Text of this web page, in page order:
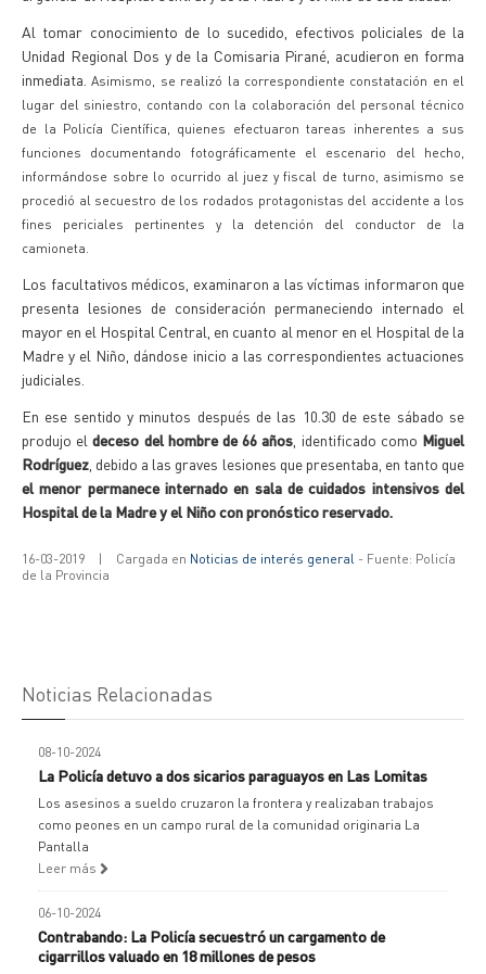
Al tomar conocimiento de lo sucedido, efectivos policiales de la
Unidad Regional Dos y de la Comisaria Pirané, acudieron en forma
inmediata.Asimismo, se realizó la correspondiente constatación en el
lugar del siniestro, contando con la colaboración del personal técnico
de la Policía Científica, quienes efectuaron tareas inherentes a sus
funciones documentando fotográficamente el escenario del hecho,
informándose sobre lo ocurrido al juez y fiscal de turno, asimismo se
procedió al secuestro de los rodados protagonistas del accidente a los
fines periciales pertinentes y la detención del conductor de la
camioneta.
Los facultativos médicos, examinaron a las víctimas informaron que
presenta lesiones de consideración permaneciendo internado el
mayor en el Hospital Central, en cuanto al menor en el Hospital de la
Madre y el Niño, dándose inicio a las correspondientes actuaciones
judiciales.
En ese sentido y minutos después de las 10.30 de este sábado se
produjo eldeceso del hombre de 66 años , identificado como Miguel
Rodríguez , debido a las graves lesiones que presentaba, en tanto que
el menor permanece internado en sala de cuidados intensivos del
Hospital de la Madre y el Niño con pronóstico reservado.
16-03-2019 | Cargada en Noticias de interés general - Fuente: Policía
de la Provincia
Noticias Relacionadas
08-10-2024
La Policía detuvo a dos sicarios paraguayos en Las Lomitas
Los asesinos a sueldo cruzaron la frontera y realizaban trabajos
como peones en un campo rural de la comunidad originaria La
Pantalla
Leer más
06-10-2024
Contrabando: La Policía secuestró un cargamento de
cigarrillos valuado en 18 millones de pesos